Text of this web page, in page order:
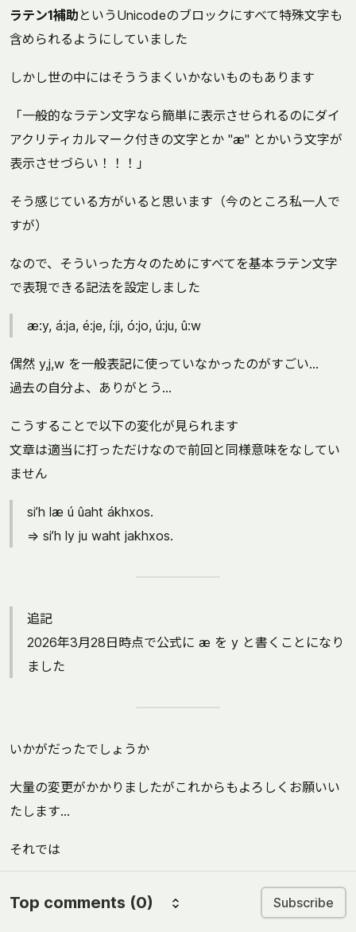
ラテン1補助 というUnicodeのブロックにすべて特殊文字も
含められるようにしていました
しかし世の中にはそううまくいかないものもあります
「一般的なラテン文字なら簡単に表示させられるのにダイ
アクリティカルマーク付きの文字とか "æ" とかいう文字が
表示させづらい！！！」
そう感じている方がいると思います（今のところ私一人で
すが）
なので、そういった方々のためにすべてを基本ラテン文字
で表現できる記法を設定しました
æ:y, á:ja, é:je, í:ji, ó:jo, ú:ju, û:w
偶然 y,j,w を一般表記に使っていなかったのがすごい...
過去の自分よ、ありがとう...
こうすることで以下の変化が見られます
文章は適当に打っただけなので前回と同様意味をなしてい
ません
si’h læ ú ûaht ákhxos.
⇒ si’h ly ju waht jakhxos.
追記
2026年3月28日時点で公式に æ を y と書くことになり
ました
いかがだったでしょうか
大量の変更がかかりましたがこれからもよろしくお願いい
たします...
それでは
Top comments (0) Subscribe